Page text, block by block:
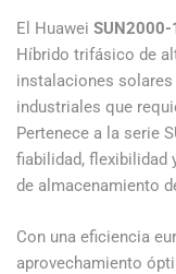
El Huawei SUN2000-
Híbrido trifásico de
instalaciones
industriales que
Pertenece a la serie
fiabilidad, flexibilidad
de almacenamiento
Con una eficiencia
aprovechamiento